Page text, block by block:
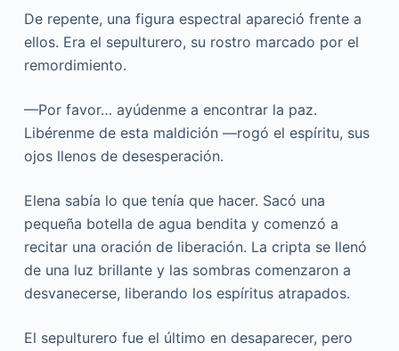
De repente, una figura espectral apareció frente a
ellos. Era el sepulturero, su rostro marcado por el
remordimiento.
—Por favor… ayúdenme a encontrar la paz.
Libérenme de esta maldición —rogó el espíritu, sus
ojos llenos de desesperación.
Elena sabía lo que tenía que hacer. Sacó una
pequeña botella de agua bendita y comenzó a
recitar una oración de liberación. La cripta se llenó
de una luz brillante y las sombras comenzaron a
desvanecerse, liberando los espíritus atrapados.
El sepulturero fue el último en desaparecer, pero